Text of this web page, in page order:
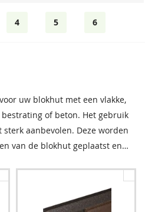
4 5 6
als asfaltnagels voor het
dakbedekking. Voor modellen
twee sets aan te schaffen
product dakshingles bestellen.
is uitermate geschikt voor het
dak, om zo de
te verlengen.
uw blokhut met een vlakke,
of beton. Het gebruik
aanbevolen. Deze worden
van de blokhut geplaatst en
tegen regenwater, vocht en